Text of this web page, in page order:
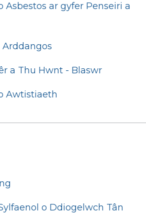
Asbestos ar gyfer Penseiri a
Arddangos
a Thu Hwnt - Blaswr
Awtistiaeth
o Ddiogelwch Tân